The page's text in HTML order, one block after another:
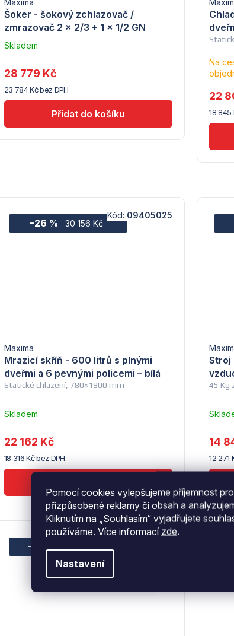
Pomocí cookies vylepšujeme příjemnost
přizpůsobené reklamy či obsah a
Kliknutím na „Souhlasím“ vyjadřujete
používáme. Více informací zde.
Nastavení
Šoker - šokový zchlazovač /
zmrazovač 2 x 2/3 + 1 x 1/2 GN
Maxima
z
5
hvězdiček.
Skladem
dodavatele
(10)
23 784 Kč bez DPH
28 779 Kč
Na
18 845
22
30 156 Kč
–26 %
Statické chlazení, 780×1900 mm
Mrazicí skříň - 600 litrů s plnými
dveřmi a 6 pevnými policemi – bílá
Maxima
Skladem
dodavatele
(10)
18 316 Kč bez DPH
22 162 Kč
Kód: 09405025
45 Kg
Stroj
12 271
14
–26 %
Kód:09405029